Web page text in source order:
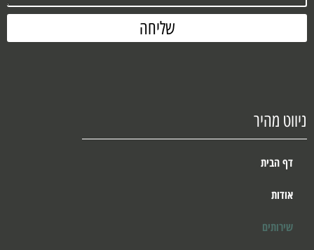
שליחה
ניווט מהיר
דף הבית
אודות
שירותים